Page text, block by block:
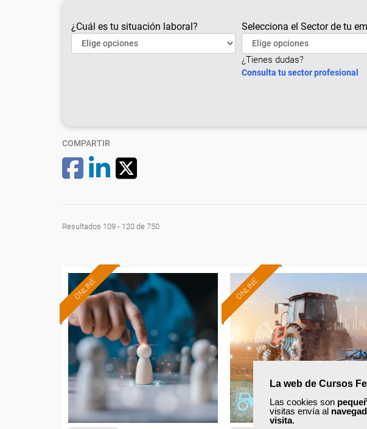
La web de Cursos
Las cookies son
visitas envía al
visita.
¿Cuál es tu situación laboral? Selecciona el Sector de tu
¿Tienes dudas?
Consulta tu sector profesional
COMPARTIR
Resultados 109 - 120 de 750
ONLINE ONLINE